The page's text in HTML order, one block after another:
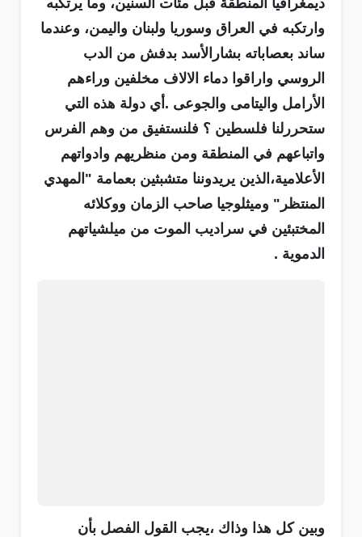
ديمغرافيا المنطقة قبل مئات السنين، وما يرتكبه
وارتكبه في العراق وسوريا ولبنان واليمن، وعندما
ساند بعصاباته بشارالأسد بدفش من الدب
الروسي واراقوا دماء الالاف مخلفين وراءهم
الأرامل واليتامى والجوعى .أي دولة هذه التي
ستحررلنا فلسطين ؟ فلنستفيق من وهم الفرس
واتباعهم في المنطقة ومن منظريهم وادواتهم
الأعلامية،الذين يريدوننا متشبثين بعمامة "المهدي
المنتظر" وميثلوجيا صاحب الزمان ووكلائه
المختبئين في سراديب الموت من ميلشياتهم
الدموية .
وبين كل هذا وذاك ،يجب القول الفصل بأن